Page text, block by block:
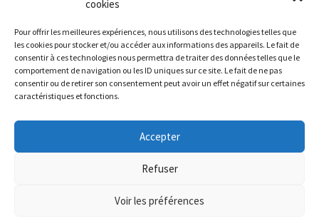
cookies
Pour offrir les meilleures expériences, nous utilisons des technologies telles que
les cookies pour stocker et/ou accéder aux informations des appareils. Le fait de
consentir à ces technologies nous permettra de traiter des données telles que le
comportement de navigation ou les ID uniques sur ce site. Le fait de ne pas
consentir ou de retirer son consentement peut avoir un effet négatif sur certaines
caractéristiques et fonctions.
Accepter
Refuser
Voir les préférences
personnes trans
PMA police propositions
prévention
santé
sida trans transphobie UE
Union européenne
vih
violences visibilité élections